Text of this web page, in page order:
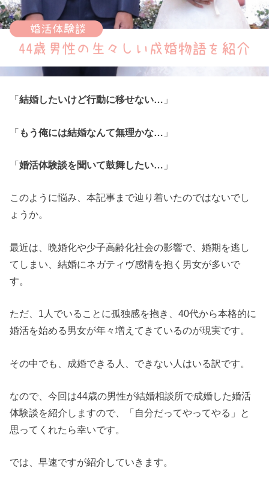
「結婚したいけど行動に移せない… 」
「 もう俺には結婚なんて無理かな… 」
「婚活体験談を聞いて鼓舞したい… 」
このように悩み、本記事まで辿り着いたのではないでし
ょうか。
最近は、晩婚化や少子高齢化社会の影響で、婚期を逃し
てしまい、結婚にネガティヴ感情を抱く男女が多いで
す。
ただ、1人でいることに孤独感を抱き、40代から本格的に
婚活を始める男女が年々増えてきているのが現実です。
その中でも、成婚できる人、できない人はいる訳です。
なので、今回は44歳の男性が結婚相談所で成婚した婚活
体験談を紹介しますので、「自分だってやってやる」と
思ってくれたら幸いです。
では、早速ですが紹介していきます。